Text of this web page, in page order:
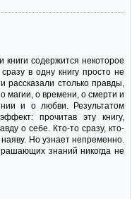
книги содержится некоторое
в одну книгу просто не
столько правды,
магии, о времени, о смерти и
и о любви. Результатом
прочитав эту книгу,
о себе. Кто-то сразу, кто-
Но узнает непременно.
знаний никогда не